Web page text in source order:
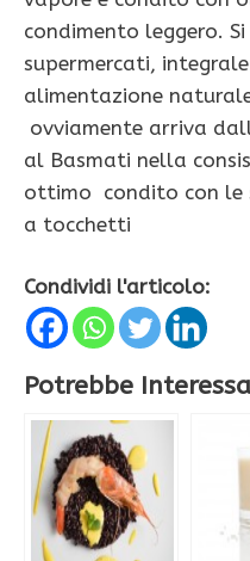
condimento leggero.
supermercati,
alimentazione
ovviamente arriva
al Basmati nella
ottimo condito con le
a tocchetti
Condividi l'articolo:
Potrebbe